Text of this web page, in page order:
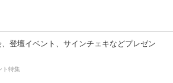
登壇イベント、サインチェキなどプレゼン
ト特集